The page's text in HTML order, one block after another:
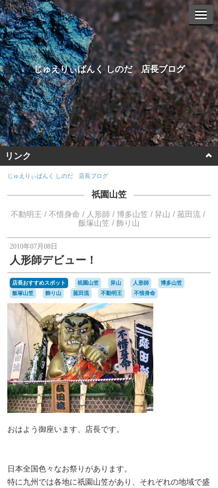
じゅえりぃばんく しのだ 店長ブログ
リンク
ホームページに戻る
ヤフーオークションへ
楽天オークションへ
じゅえりぃばんく しのだ 店長ブログ
祇園山笠
不動明王 不惜身命 人形師 博多山笠 舁山
菰田流
飯塚山笠
飾り山
2010年07月08日
人形師デビュー！
店長おすすめスポット 祇園山笠 舁山 人形師
博多山笠
飯塚山笠
飾り山 菰田流 不動明王 不惜身命
おはよう御座います、店長です。
日本全国色々なお祭りがあります。
特に九州では各地に祇園山笠があり、それぞれの地域で盛